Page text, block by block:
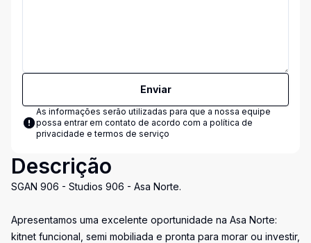
Enviar
As informações serão utilizadas para que a nossa equipe
possa entrar em contato de acordo com a política de
privacidade e termos de serviço
Descrição
SGAN 906 - Studios 906 - Asa Norte.
Apresentamos uma excelente oportunidade na Asa Norte:
kitnet funcional, semi mobiliada e pronta para morar ou investir,